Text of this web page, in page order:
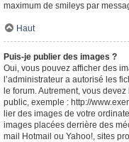
maximum de smileys par
Haut
Puis-je publier des images ?
Oui, vous pouvez afficher des
l’administrateur a autorisé les
le forum. Autrement, vous
public, exemple : http://
lier des images de votre
images placées derrière des
mail Hotmail ou Yahoo!, sites